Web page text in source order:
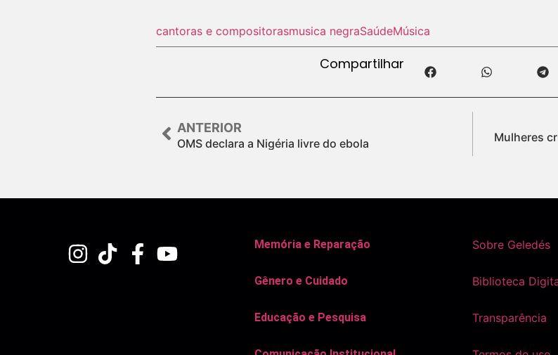
cantoras e compositorasmusica negraSaúdeMúsica
Compartilhar
ANTERIOR
OMS declara a Nigéria livre do ebola
Mulheres
Memória e Reparação
Gênero e Cuidado
Educação e Pesquisa
Sobre Geledés
Biblioteca
Transparência